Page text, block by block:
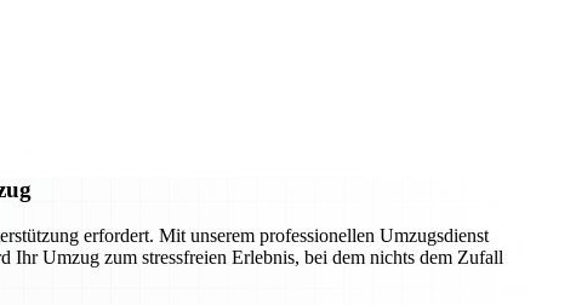
erfordert. Mit unserem professionellen Umzugsdienst
Ihr Umzug zum stressfreien Erlebnis, bei dem nichts dem Zufall